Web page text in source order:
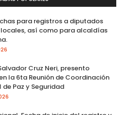
para registros a diputados
así como para alcaldías
Cruz Neri, presento
la 6ta Reunión de Coordinación
Paz y Seguridad